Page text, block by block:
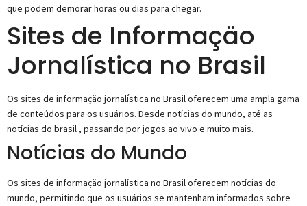
que podem demorar horas ou dias para chegar.
Sites de Informaçäo
Jornalística no Brasil
Os sites de informaçäo jornalística no Brasil oferecem uma ampla gama
de conteúdos para os usuários. Desde notícias do mundo, até as
notícias do brasil , passando por jogos ao vivo e muito mais.
Notícias do Mundo
Os sites de informaçäo jornalística no Brasil oferecem notícias do
mundo, permitindo que os usuários se mantenham informados sobre